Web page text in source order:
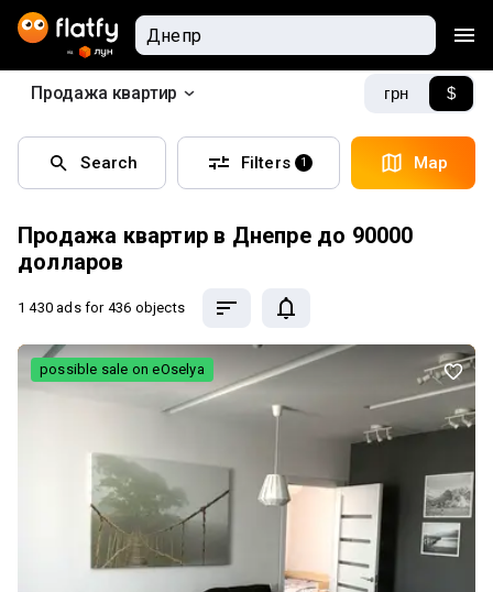
Продажа квартир грн $
Search Filters 1 Map
Продажа квартир в Днепре до 90000
долларов
1 430 ads for 436 objects
possible sale on eOselya